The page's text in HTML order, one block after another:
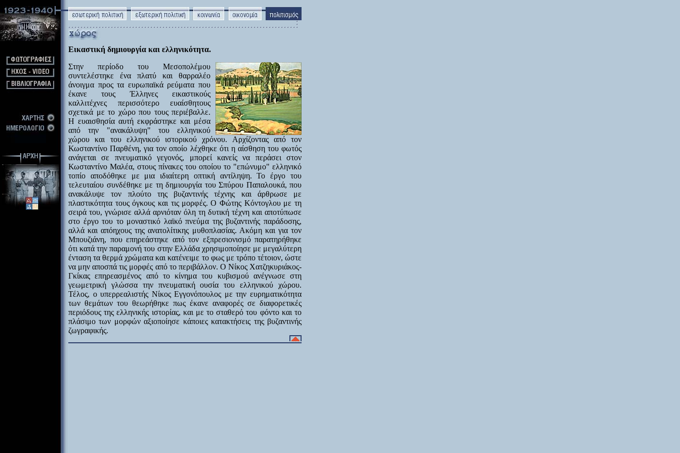
Εικαστική δημιουργία και ελληνικότητα.
Στην περίοδο του Μεσοπολέμου
συντελέστηκε ένα πλατύ και θαρραλέο
άνοιγμα προς τα ευρωπαϊκά ρεύματα που
έκανε τους Έλληνες εικαστικούς
καλλιτέχνες περισσότερο ευαίσθητους
σχετικά με το χώρο που τους περιέβαλλε.
Η ευαισθησία αυτή εκφράστηκε και μέσα
από την "ανακάλυψη" του ελληνικού
χώρου και του ελληνικού ιστορικού χρόνου. Αρχίζοντας από τον
Κωσταντίνο Παρθένη, για τον οποίο λέχθηκε ότι η αίσθηση του φωτός
ανάγεται σε πνευματικό γεγονός, μπορεί κανείς να περάσει στον
Κωσταντίνο Μαλέα, στους πίνακες του οποίου το "επώνυμο" ελληνικό
τοπίο αποδόθηκε με μια ιδιαίτερη οπτική αντίληψη. Το έργο του
τελευταίου συνδέθηκε με τη δημιουργία του Σπύρου Παπαλουκά, που
ανακάλυψε τον πλούτο της βυζαντινής τέχνης και άρθρωσε με
πλαστικότητα τους όγκους και τις μορφές. Ο Φώτης Κόντογλου με τη
σειρά του, γνώρισε αλλά αρνιόταν όλη τη δυτική τέχνη και αποτύπωσε
στο έργο του το μοναστικό λαϊκό πνεύμα της βυζαντινής παράδοσης,
αλλά και απόηχους της ανατολίτικης μυθοπλασίας. Ακόμη και για τον
Μπουζιάνη, που επηρεάστηκε από τον εξπρεσιονισμό παρατηρήθηκε
ότι κατά την παραμονή του στην Ελλάδα χρησιμοποίησε με μεγαλύτερη
ένταση τα θερμά χρώματα και κατένειμε το φως με τρόπο τέτοιον, ώστε
να μην αποσπά τις μορφές από το περιβάλλον. Ο Νίκος Χατζηκυριάκος-
Γκίκας επηρεασμένος από το κίνημα του κυβισμού ανέγνωσε στη
γεωμετρική γλώσσα την πνευματική ουσία του ελληνικού χώρου.
Τέλος, ο υπερρεαλιστής Νίκος Εγγονόπουλος με την ευρηματικότητα
των θεμάτων του θεωρήθηκε πως έκανε αναφορές σε διαφορετικές
περιόδους της ελληνικής ιστορίας, και με το σταθερό του φόντο και το
πλάσιμο των μορφών αξιοποίησε κάποιες κατακτήσεις της βυζαντινής
ζωγραφικής.